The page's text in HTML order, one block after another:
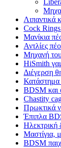
Λιπαντικά
Cock
Μανίκια
Αντλίες
Μηχανή
HiSmith
Διέγερση
BDSM και
Chastity
Πρωκτικά
Έπιπλα
Ηλεκτρική
Μαστίγια,
BDSM